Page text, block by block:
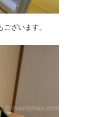
ざいます。